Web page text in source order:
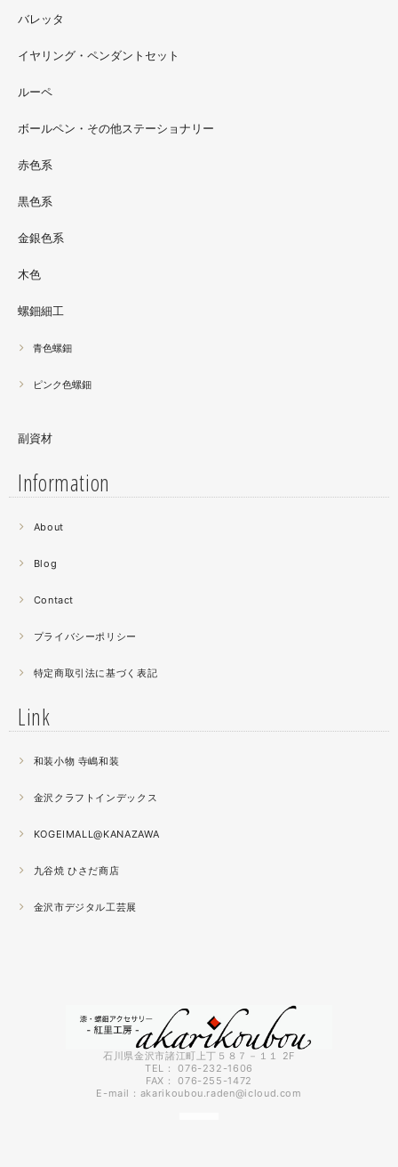
イベントスペースにいます。お近くの方はぜひお越しくだ
螺鈿ソフビでお世話になっているT-BASE銀座ギャラリー
シリーズ』紅里工房螺鈿装飾も展示されています。アクセ
サリーとはまた違った美しさがあると思うのでぜひご覧く
螺鈿細工の工程。青みの強い鮑貝を使ってステンドグラス
曲面に螺鈿するためには貝も小さなカケラを使う必要が...
昔作った２０００ピースのジグソーパズルを思い出す。ひ
薔薇のブローチ木地制作中。
薄く作らねば。。。パキッとやってしまったときの悲しさ
秋の催事シーズンに向けてまた木地を作り始めました。
2021.04
いの桜が満開になりました。
で石川県地場産業振興センター本館１階にて開催です。石
川県内で活動する５０歳未満の作り手６０人による展示会
バレッタ
イヤリング・ペンダントセット
ルーペ
ボールペン・その他ステーショナリー
赤色系
黒色系
金銀色系
木色
螺鈿細工
青色螺鈿
ピンク色螺鈿
副資材
Information
About
Blog
Contact
プライバシーポリシー
特定商取引法に基づく表記
Link
和装小物 寺嶋和装
金沢クラフトインデックス
KOGEIMALL@KANAZAWA
九谷焼 ひさだ商店
金沢市デジタル工芸展
石川県金沢市諸江町上丁５８７－１１ 2F
TEL： 076-232-1606
FAX： 076-255-1472
E-mail： akarikoubou.raden@icloud.com